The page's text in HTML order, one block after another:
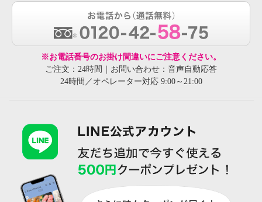
※お電話番号のお掛け間違いにご注意ください。
ご注文：24時間｜お問い合わせ：音声自動応答
24時間／オペレーター対応 9:00～21:00